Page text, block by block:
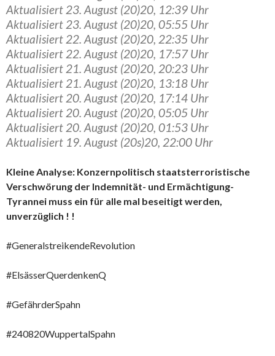
Aktualisiert 23. August (20)20, 12:39 Uhr
Aktualisiert 23. August (20)20, 05:55 Uhr
Aktualisiert 22. August (20)20, 22:35 Uhr
Aktualisiert 22. August (20)20, 17:57 Uhr
Aktualisiert 21. August (20)20, 20:23 Uhr
Aktualisiert 21. August (20)20, 13:18 Uhr
Aktualisiert 20. August (20)20, 17:14 Uhr
Aktualisiert 20. August (20)20, 05:05 Uhr
Aktualisiert 20. August (20)20, 01:53 Uhr
Aktualisiert 19. August (20s)20, 22:00 Uhr
Kleine Analyse: Konzernpolitisch staatsterroristische
Verschwörung der Indemnität- und Ermächtigung-
Tyrannei muss ein für alle mal beseitigt werden,
unverzüglich ! !
#GeneralstreikendeRevolution
#ElsässerQuerdenkenQ
#GefährderSpahn
#240820WuppertalSpahn